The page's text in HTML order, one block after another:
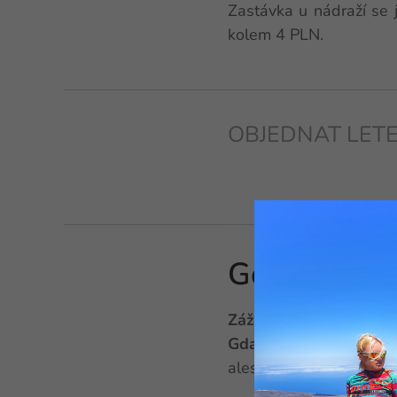
Zastávka u nádraží se
kolem 4 PLN.
OBJEDNAT
Gdansk
Zážitkové ubytování
Gdansk. Co zde vidět
alespoň letmo, kam